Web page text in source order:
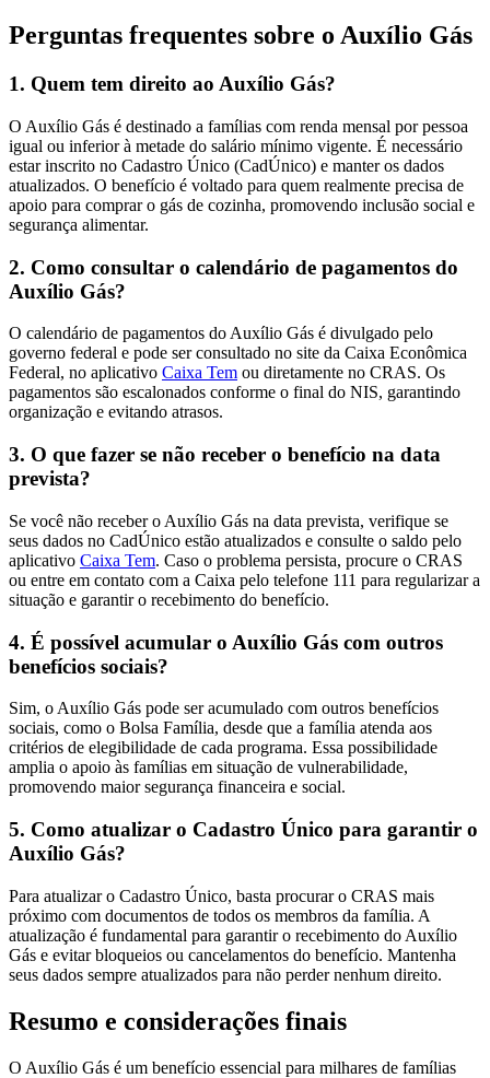
Perguntas frequentes sobre o Auxílio Gás
1. Quem tem direito ao Auxílio Gás?
O Auxílio Gás é destinado a famílias com renda mensal por pessoa
igual ou inferior à metade do salário mínimo vigente. É necessário
estar inscrito no Cadastro Único (CadÚnico) e manter os dados
atualizados. O benefício é voltado para quem realmente precisa de
apoio para comprar o gás de cozinha, promovendo inclusão social e
segurança alimentar.
2. Como consultar o calendário de pagamentos do
Auxílio Gás?
O calendário de pagamentos do Auxílio Gás é divulgado pelo
governo federal e pode ser consultado no site da Caixa Econômica
Federal, no aplicativo Caixa Tem ou diretamente no CRAS. Os
pagamentos são escalonados conforme o final do NIS, garantindo
organização e evitando atrasos.
3. O que fazer se não receber o benefício na data
prevista?
Se você não receber o Auxílio Gás na data prevista, verifique se
seus dados no CadÚnico estão atualizados e consulte o saldo pelo
aplicativo Caixa Tem. Caso o problema persista, procure o CRAS
ou entre em contato com a Caixa pelo telefone 111 para regularizar a
situação e garantir o recebimento do benefício.
4. É possível acumular o Auxílio Gás com outros
benefícios sociais?
Sim, o Auxílio Gás pode ser acumulado com outros benefícios
sociais, como o Bolsa Família, desde que a família atenda aos
critérios de elegibilidade de cada programa. Essa possibilidade
amplia o apoio às famílias em situação de vulnerabilidade,
promovendo maior segurança financeira e social.
5. Como atualizar o Cadastro Único para garantir o
Auxílio Gás?
Para atualizar o Cadastro Único, basta procurar o CRAS mais
próximo com documentos de todos os membros da família. A
atualização é fundamental para garantir o recebimento do Auxílio
Gás e evitar bloqueios ou cancelamentos do benefício. Mantenha
seus dados sempre atualizados para não perder nenhum direito.
Resumo e considerações finais
O Auxílio Gás é um benefício essencial para milhares de famílias